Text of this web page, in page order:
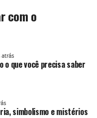
com o
atrás
o que você precisa saber
simbolismo e mistérios